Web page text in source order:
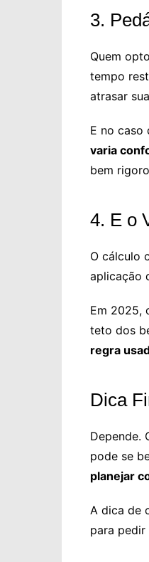
3.
Quem
tempo
atrasar
E no caso
varia
bem
4. E o
O cálculo
aplicação
Em 2025,
teto dos
regra
Dica
Depende.
pode se
planejar
A dica de
para pedir